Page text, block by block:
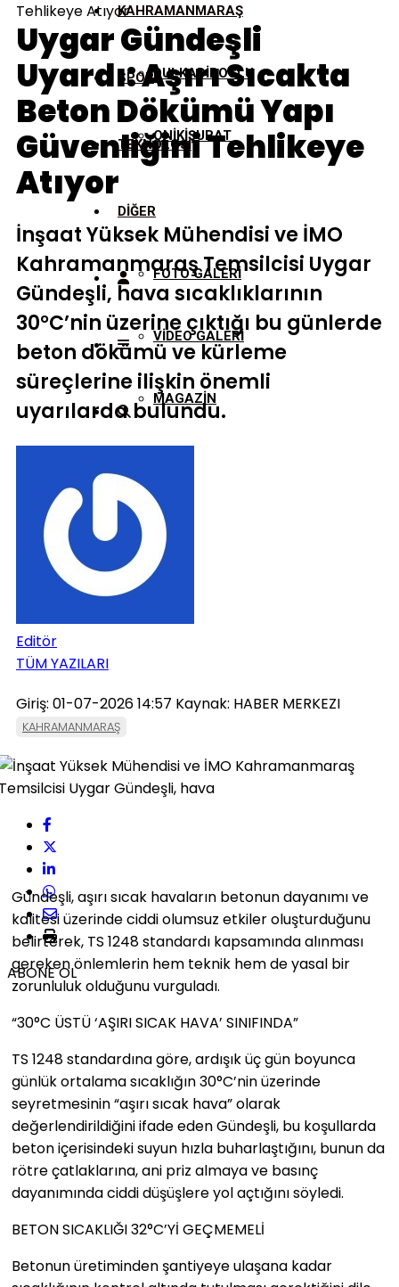
KAHRAMANMARAŞ
DULKADİROĞLU
ONİKİŞUBAT
SPOR
TEKNOLOJİ
DİĞER
FOTO GALERİ
VİDEO GALERİ
MAGAZİN
Tehlikeye Atıyor
Uygar Gündeşli
Uyardı: Aşırı Sıcakta
Beton Dökümü Yapı
Güvenliğini Tehlikeye
Atıyor
İnşaat Yüksek Mühendisi ve İMO
Kahramanmaraş Temsilcisi Uygar
Gündeşli, hava sıcaklıklarının
30°C’nin üzerine çıktığı bu günlerde
beton dökümü ve kürleme
süreçlerine ilişkin önemli
uyarılarda bulundu.
Editör
TÜM YAZILARI
Giriş: 01-07-2026 14:57 Kaynak: HABER MERKEZI
KAHRAMANMARAŞ
ABONE OL
Gündeşli, aşırı sıcak havaların betonun dayanımı ve
kalitesi üzerinde ciddi olumsuz etkiler oluşturduğunu
belirterek, TS 1248 standardı kapsamında alınması
gereken önlemlerin hem teknik hem de yasal bir
zorunluluk olduğunu vurguladı.
“30°C ÜSTÜ ‘AŞIRI SICAK HAVA’ SINIFINDA”
TS 1248 standardına göre, ardışık üç gün boyunca
günlük ortalama sıcaklığın 30°C’nin üzerinde
seyretmesinin “aşırı sıcak hava” olarak
değerlendirildiğini ifade eden Gündeşli, bu koşullarda
beton içerisindeki suyun hızla buharlaştığını, bunun da
rötre çatlaklarına, ani priz almaya ve basınç
dayanımında ciddi düşüşlere yol açtığını söyledi.
BETON SICAKLIĞI 32°C’Yİ GEÇMEMELİ
Betonun üretiminden şantiyeye ulaşana kadar